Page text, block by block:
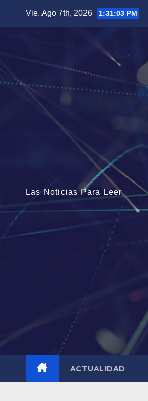
Vie. Ago 7th, 2026 1:31:05 PM
Las Noticias Para Leer
ACTUALIDAD